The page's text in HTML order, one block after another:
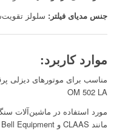
جنس مدیای فیلتر: سلولز
موارد کاربرد:
OM 502 LA
مورد استفاده در ماشین‌آلات
مانند CLAAS و Bell Equipment